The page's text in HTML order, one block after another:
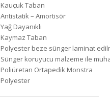
Kauçuk Taban
Antistatik – Amortisör
Yağ Dayanıklı
Kaymaz Taban
Polyester beze sünger laminat
Sünger koruyucu malzeme ile
Poliüretan Ortapedik Monstra
Polyester